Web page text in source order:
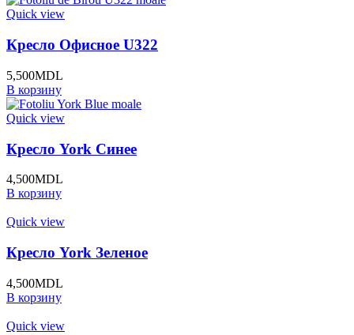
Quick view
Кресло Офисное U322
5,500MDL
В корзину
Quick view
Кресло York Синее
4,500MDL
В корзину
Quick view
Кресло York Зеленое
4,500MDL
В корзину
Quick view